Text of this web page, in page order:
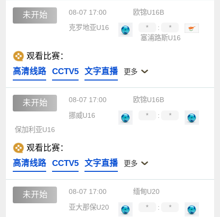
未开始 08-07 17:00
欧锦U16B
克罗地亚U16
* :
*
塞浦路斯U16
观看比赛：
高清线路
CCTV5 文字直播 更多
未开始 08-07 17:00
欧锦U16B
挪威U16
* :
*
保加利亚U16
观看比赛：
高清线路
CCTV5 文字直播 更多
未开始 08-07 17:00
缅甸U20
亚大那保U20
* : *